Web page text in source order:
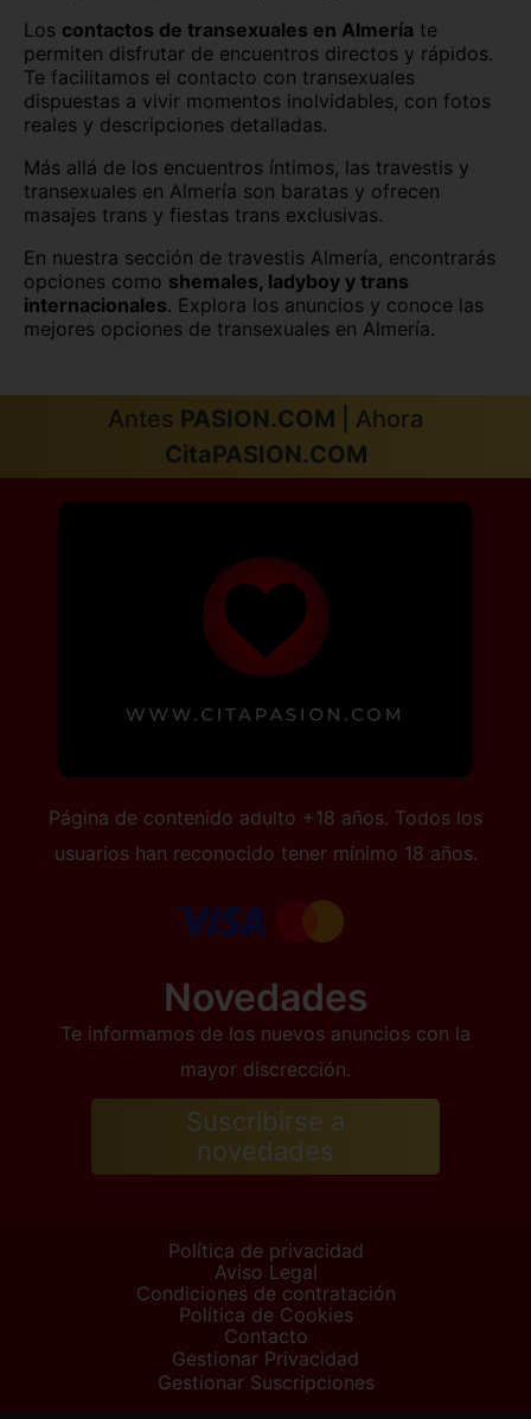
Palencia capital Palma de Mallorca
Pamplona Pontevedra capital
Salamanca capital
Santa Cruz de Tenerife Santander
Soria capital Tarragona capital
Teruel capital Toledo capital
Zamora capital
Los contactos de transexuales en Almería te
permiten disfrutar de encuentros directos y rápidos.
Te facilitamos el contacto con transexuales
dispuestas a vivir momentos inolvidables, con fotos
reales y descripciones detalladas.
Más allá de los encuentros íntimos, las travestis y
transexuales en Almería son baratas y ofrecen
masajes trans y fiestas trans exclusivas.
En nuestra sección de travestis Almería, encontrarás
opciones como shemales, ladyboy y trans
internacionales. Explora los anuncios y conoce las
mejores opciones de transexuales en Almería.
Antes PASION.COM | Ahora
CitaPASION.COM
Página de contenido adulto +18 años. Todos los
usuarios han reconocido tener mínimo 18 años.
Novedades
Te informamos de los nuevos anuncios con la
mayor discrección.
Suscribirse a
novedades
Política de privacidad
Aviso Legal
Condiciones de contratación
Política de Cookies
Contacto
Gestionar Privacidad
Gestionar Suscripciones